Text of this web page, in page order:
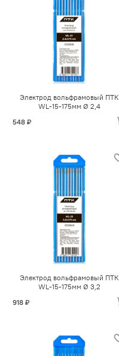
Электрод вольфрамовый ПТК
WL-15-175мм Ø 2,4
548 ₽
Электрод вольфрамовый ПТК
WL-15-175мм Ø 3,2
918 ₽